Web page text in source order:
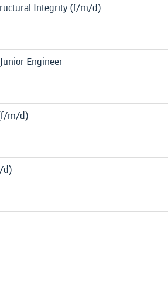
Integrity (f/m/d)
Engineer
m/d)
d)